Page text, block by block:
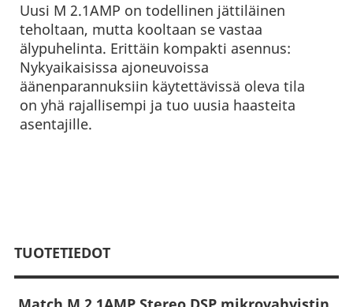
Uusi M 2.1AMP on todellinen jättiläinen
teholtaan, mutta kooltaan se vastaa
älypuhelinta. Erittäin kompakti asennus:
Nykyaikaisissa ajoneuvoissa
äänenparannuksiin käytettävissä oleva tila
on yhä rajallisempi ja tuo uusia haasteita
asentajille.
TUOTETIEDOT